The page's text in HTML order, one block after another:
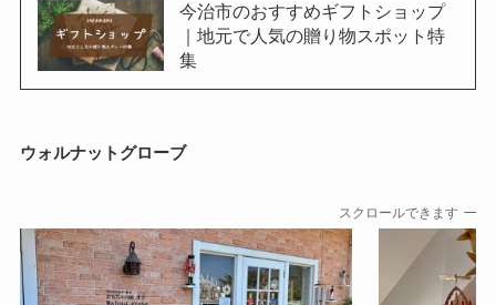
今治市のおすすめギフトショップ
｜地元で人気の贈り物スポット特
集
ウォルナットグローブ
スクロールできます